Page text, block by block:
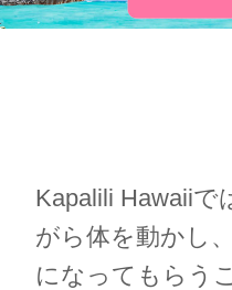
Kapalili Hawaiiで
がら体を動かし、
になってもらう